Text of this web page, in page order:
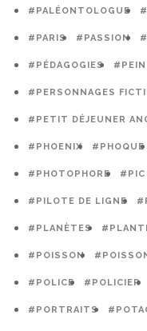
#PALÉONTOLOGUE
#PARIS #PASSION
#PÉDAGOGIES
#PERSONNAGES
#PETIT DÉJEUNER
#PHOENIX #PHOQUE
#PHOTOPHORE #PIC
#PILOTE DE LIGNE
#PLANÈTES
#POISSON
#POLICE #POLICIER
#PORTRAITS